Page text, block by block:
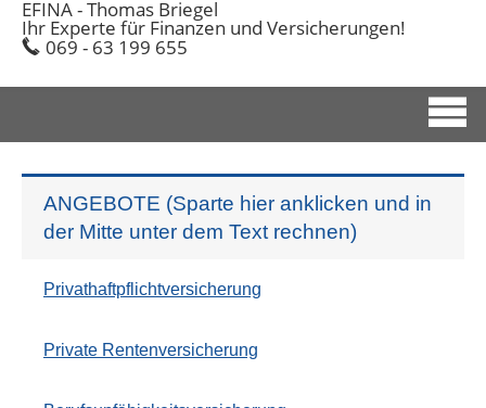
EFINA - Thomas Briegel
Ihr Experte für Finanzen und Versicherungen!
069 - 63 199 655
ANGEBOTE (Sparte hier anklicken und in
der Mitte unter dem Text rechnen)
Privathaftpflichtversicherung
Private Rentenversicherung